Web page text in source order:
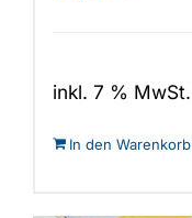
inkl. 7 % MwSt.
In den Warenkorb